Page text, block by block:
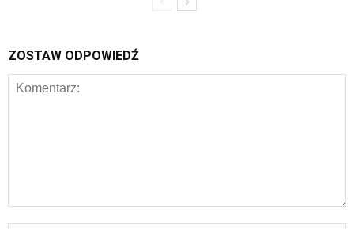
ZOSTAW ODPOWIEDŹ